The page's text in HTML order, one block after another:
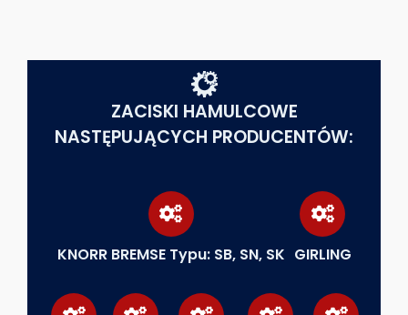
ZACISKI HAMULCOWE
NASTĘPUJĄCYCH PRODUCENTÓW:
KNORR BREMSE Typu: SB, SN, SK GIRLING